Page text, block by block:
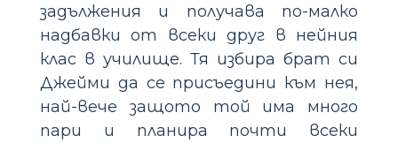
задължения и получава по-малко
надбавки от всеки друг в нейния
клас в училище. Тя избира брат си
Джейми да се присъедини към нея,
най-вече защото той има много
пари и планира почти всеки